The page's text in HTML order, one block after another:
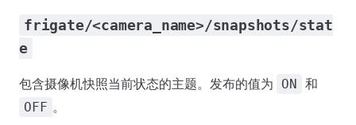
frigate/<camera_name>/snapshots/stat
e
包含摄像机快照当前状态的主题。发布的值为 ON 和
OFF 。